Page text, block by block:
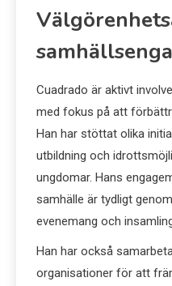
Cuadrado är aktivt
med fokus på att
Han har stöttat olika
utbildning och
ungdomar. Hans
samhälle är tydligt
evenemang och
Han har också
organisationer för att